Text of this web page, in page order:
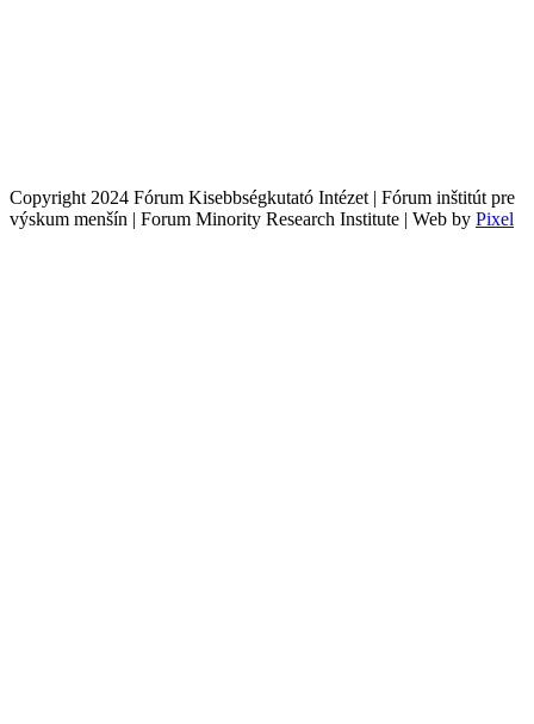
Copyright 2024 Fórum Kisebbségkutató Intézet | Fórum inštitút pre
výskum menšín | Forum Minority Research Institute | Web by Pixel